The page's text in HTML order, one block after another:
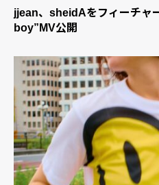
jjean、sheidAをフィーチャ
boy”MV公開